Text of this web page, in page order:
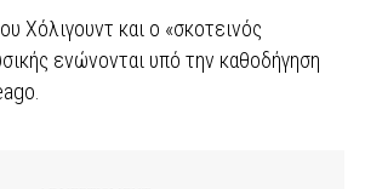
Χόλιγουντ και ο «σκοτεινός
ενώνονται υπό την καθοδήγηση